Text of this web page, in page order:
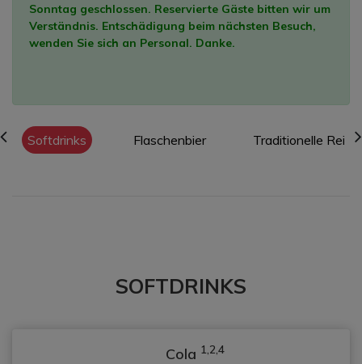
Sonntag geschlossen. Reservierte Gäste bitten wir um
Verständnis. Entschädigung beim nächsten Besuch,
wenden Sie sich an Personal. Danke.
Softdrinks Flaschenbier Traditionelle
SOFTDRINKS
Cola 1,2,4